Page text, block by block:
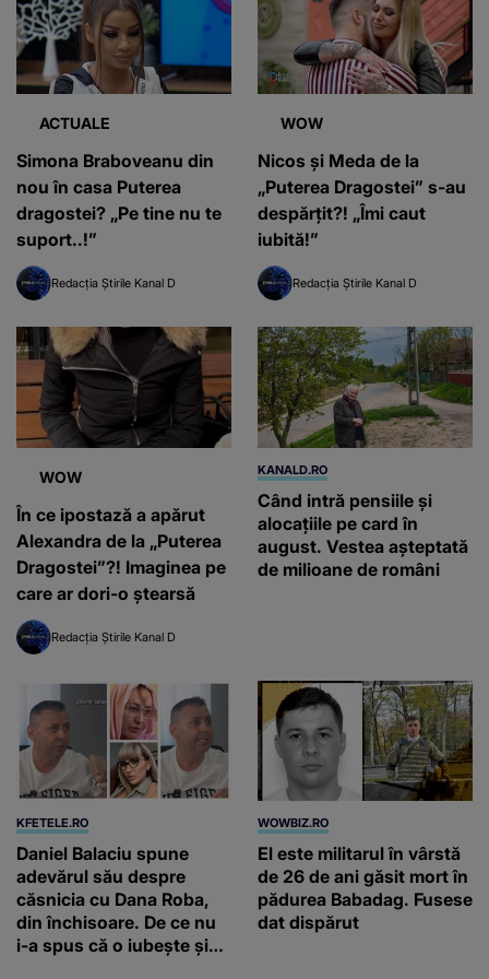
ACTUALE
Simona Braboveanu din
nou în casa Puterea
dragostei? „Pe tine nu te
suport..!”
Redacția Știrile Kanal D
WOW
Nicos și Meda de la
„Puterea Dragostei” s-au
despărțit?! „Îmi caut
iubită!”
Redacția Știrile Kanal D
WOW
În ce ipostază a apărut
Alexandra de la „Puterea
Dragostei”?! Imaginea pe
care ar dori-o ștearsă
Redacția Știrile Kanal D
KANALD.RO
Când intră pensiile și
alocațiile pe card în
august. Vestea așteptată
de milioane de români
KFETELE.RO
Daniel Balaciu spune
adevărul său despre
căsnicia cu Dana Roba,
din închisoare. De ce nu
i-a spus că o iubește și
WOWBIZ.RO
El este militarul în vârstă
de 26 de ani găsit mort în
pădurea Babadag. Fusese
dat dispărut